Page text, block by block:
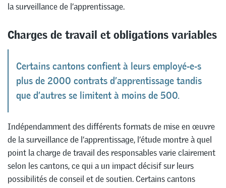
la surveillance de l’apprentissage.
Charges de travail et obligations variables
Certains cantons confient à leurs employé-e-s
plus de 2000 contrats d’apprentissage tandis
que d’autres se limitent à moins de 500.
Indépendamment des différents formats de mise en œuvre
de la surveillance de l’apprentissage, l’étude montre à quel
point la charge de travail des responsables varie clairement
selon les cantons, ce qui a un impact décisif sur leurs
possibilités de conseil et de soutien. Certains cantons